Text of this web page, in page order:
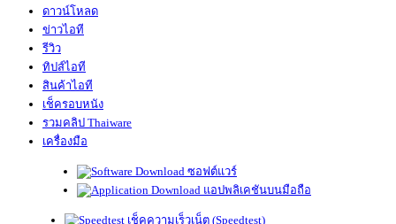
ดาวน์โหลด
ข่าวไอที
รีวิว
ทิปส์ไอที
สินค้าไอที
เช็ครอบหนัง
รวมคลิป Thaiware
เครื่องมือ
ซอฟต์แวร์
แอปพลิเคชันบนมือถือ
เช็คความเร็วเน็ต (Speedtest)